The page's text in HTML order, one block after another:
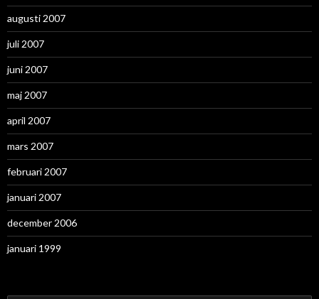
augusti 2007
juli 2007
juni 2007
maj 2007
april 2007
mars 2007
februari 2007
januari 2007
december 2006
januari 1999